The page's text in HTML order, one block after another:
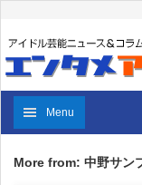
Menu
More from: 中野サン